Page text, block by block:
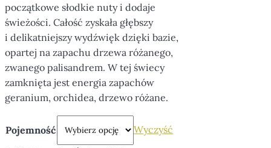
początkowe słodkie nuty i dodaje
świeżości. Całość zyskała głębszy
i delikatniejszy wydźwięk dzięki bazie,
opartej na zapachu drzewa różanego,
zwanego palisandrem. W tej świecy
zamknięta jest energia zapachów
geranium, orchidea, drzewo różane.
Pojemność
Wyczyść